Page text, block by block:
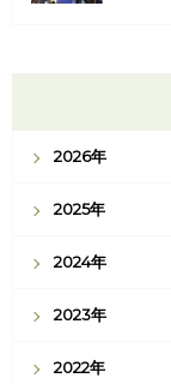
2026年
2025年
2024年
2023年
2022年